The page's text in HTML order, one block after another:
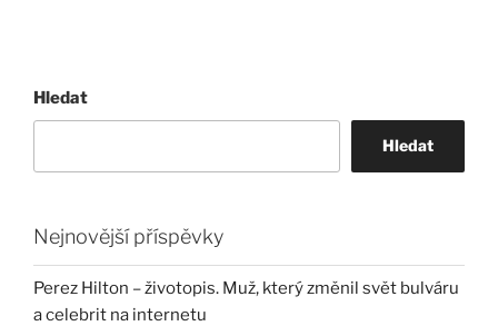
Hledat
Hledat
Nejnovější příspěvky
Perez Hilton – životopis. Muž, který změnil svět bulváru
a celebrit na internetu